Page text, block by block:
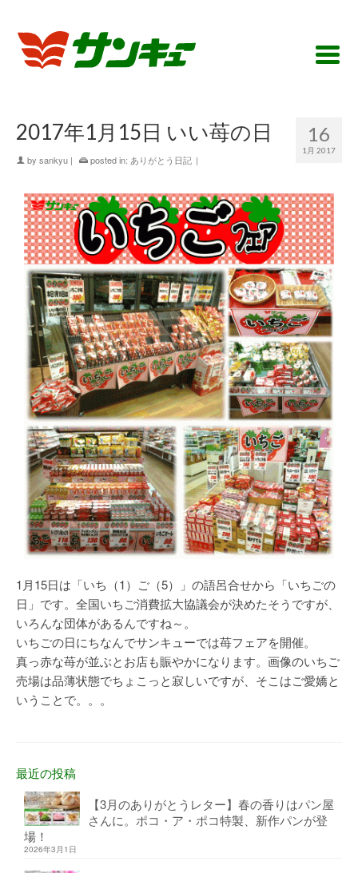
16
1月 2017
2017年1月15日 いい苺の日
by sankyu | posted in: ありがとう日記 |
1月15日は「いち（1）ご（5）」の語呂合せから「いちごの
日」です。全国いちご消費拡大協議会が決めたそうですが、
いろんな団体があるんですね～。
いちごの日にちなんでサンキューでは苺フェアを開催。
真っ赤な苺が並ぶとお店も賑やかになります。画像のいちご
売場は品薄状態でちょこっと寂しいですが、そこはご愛嬌と
いうことで。。。
最近の投稿
【3月のありがとうレター】春の香りはパン屋
さんに。ポコ・ア・ポコ特製、新作パンが登
場！
2026年3月1日